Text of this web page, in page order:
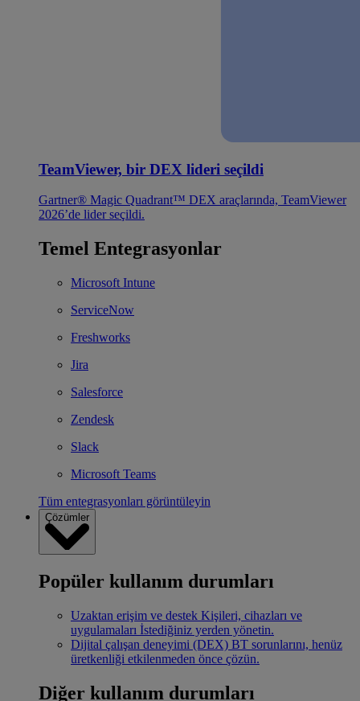
TeamViewer, bir DEX lideri seçildi
Gartner® Magic Quadrant™ DEX araçlarında, TeamViewer
2026’de lider seçildi.
Temel Entegrasyonlar
Microsoft Intune
ServiceNow
Freshworks
Jira
Salesforce
Zendesk
Slack
Microsoft Teams
Tüm entegrasyonları görüntüleyin
Çözümler
Popüler kullanım durumları
Uzaktan erişim ve destek Kişileri, cihazları ve
uygulamaları İstediğiniz yerden yönetin.
Dijital çalışan deneyimi (DEX) BT sorunlarını, henüz
üretkenliği etkilenmeden önce çözün.
Diğer kullanım durumları